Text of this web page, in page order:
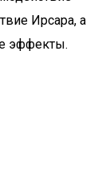
Ирсара, а
эффекты.